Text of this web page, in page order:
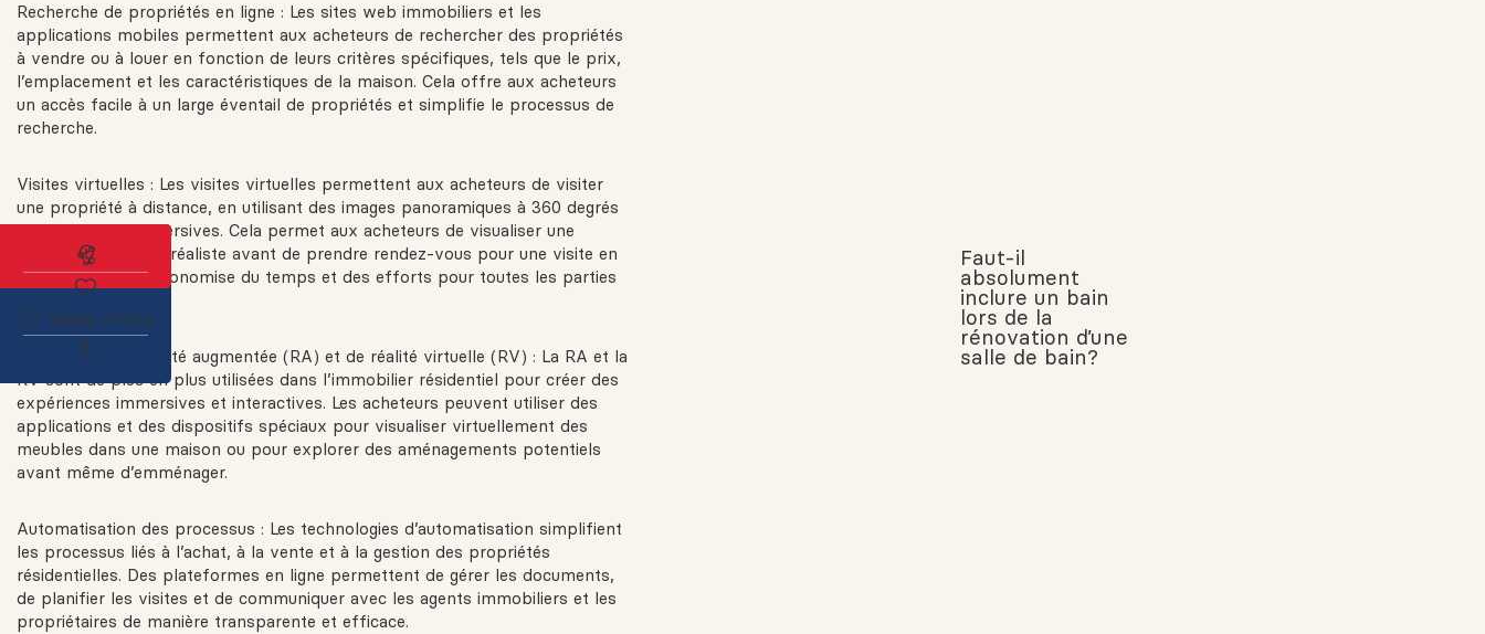
Recherche de propriétés en ligne : Les sites web immobiliers et les
applications mobiles permettent aux acheteurs de rechercher des propriétés
à vendre ou à louer en fonction de leurs critères spécifiques, tels que le prix,
l’emplacement et les caractéristiques de la maison. Cela offre aux acheteurs
un accès facile à un large éventail de propriétés et simplifie le processus de
recherche.
Visites virtuelles : Les visites virtuelles permettent aux acheteurs de visiter
une propriété à distance, en utilisant des images panoramiques à 360 degrés
ou des vidéos immersives. Cela permet aux acheteurs de visualiser une
maison de manière réaliste avant de prendre rendez-vous pour une visite en
personne, ce qui économise du temps et des efforts pour toutes les parties
impliquées.
Technologie de réalité augmentée (RA) et de réalité virtuelle (RV) : La RA et la
RV sont de plus en plus utilisées dans l’immobilier résidentiel pour créer des
expériences immersives et interactives. Les acheteurs peuvent utiliser des
applications et des dispositifs spéciaux pour visualiser virtuellement des
meubles dans une maison ou pour explorer des aménagements potentiels
avant même d’emménager.
Automatisation des processus : Les technologies d’automatisation simplifient
les processus liés à l’achat, à la vente et à la gestion des propriétés
résidentielles. Des plateformes en ligne permettent de gérer les documents,
de planifier les visites et de communiquer avec les agents immobiliers et les
propriétaires de manière transparente et efficace.
Faut-il
absolument
inclure un bain
lors de la
rénovation d’une
salle de bain?
Abonnez-vous à l'alerte immobilière
View more